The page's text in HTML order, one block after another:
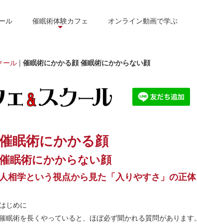
ル 催眠術体験カフェ オンライン動画で学ぶ
ール | 催眠術にかかる顔 催眠術にかからない顔
眠術にかかる顔
眠術にかからない顔
相学という視点から見た「入りやすさ」の正体
はじめに
眠術を長くやっていると、ほぼ必ず聞かれる質問があります。